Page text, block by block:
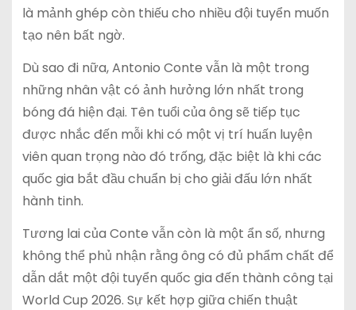
là mảnh ghép còn thiếu cho nhiều đội tuyển muốn
tạo nên bất ngờ.
Dù sao đi nữa, Antonio Conte vẫn là một trong
những nhân vật có ảnh hưởng lớn nhất trong
bóng đá hiện đại. Tên tuổi của ông sẽ tiếp tục
được nhắc đến mỗi khi có một vị trí huấn luyện
viên quan trọng nào đó trống, đặc biệt là khi các
quốc gia bắt đầu chuẩn bị cho giải đấu lớn nhất
hành tinh.
Tương lai của Conte vẫn còn là một ẩn số, nhưng
không thể phủ nhận rằng ông có đủ phẩm chất để
dẫn dắt một đội tuyển quốc gia đến thành công tại
World Cup 2026. Sự kết hợp giữa chiến thuật